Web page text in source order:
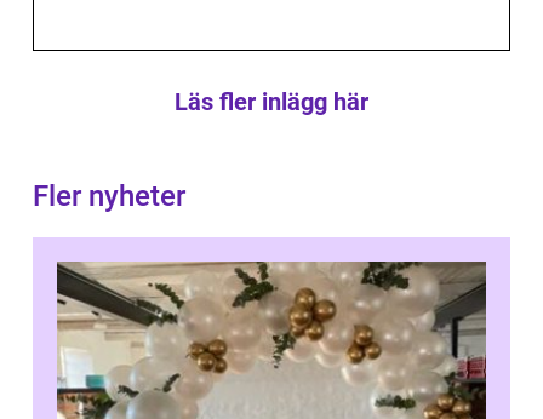
Läs fler inlägg här
Fler nyheter